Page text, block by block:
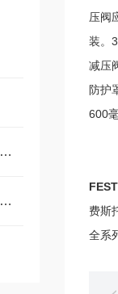
德国FESTO气缸造成活塞杆断裂的常见原因
FESTO电磁阀产品特点及使用要求
压阀
装。
减压
防护
600
费斯
全系